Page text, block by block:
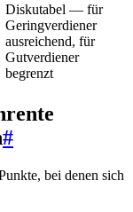
Diskutabel — für
Geringverdiener
ausreichend, für
Gutverdiener
begrenzt
#
bei denen sich